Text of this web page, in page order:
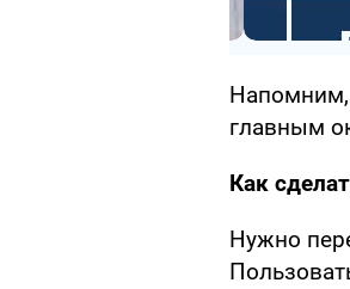
Напомним,
главным
Как
Нужно